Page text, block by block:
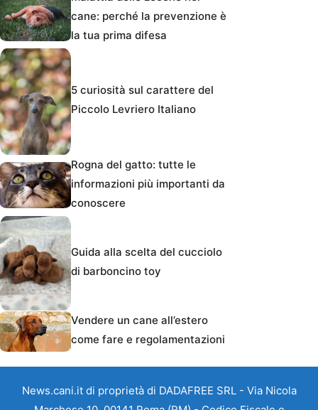
cane: perché la prevenzione è
la tua prima difesa
5 curiosità sul carattere del
Piccolo Levriero Italiano
Rogna del gatto: tutte le
informazioni più importanti da
conoscere
Guida alla scelta del cucciolo
di barboncino toy
Vendere un cane all’estero
come fare e regolamentazioni
News.cani.it di proprietà di DADAFREE SRL - Via Nicola